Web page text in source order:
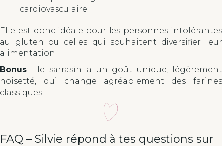
cardiovasculaire
Elle est donc idéale pour les personnes intolérantes
au gluten ou celles qui souhaitent diversifier leur
alimentation.
Bonus : le sarrasin a un goût unique, légèrement
noisetté, qui change agréablement des farines
classiques.
FAQ – Silvie répond à tes questions sur